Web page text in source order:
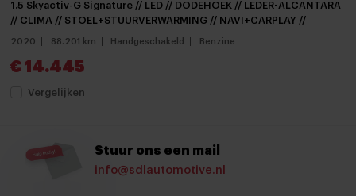
Aux en USB Aansluiting
Bluetooth telefoonvoorbereiding
Bluetooth telefoonvoorbereiding
Head-up display
Multimedia-voorbereiding
1.5 Skyactiv-G Signature // LED // DODEHOEK // LEDER-ALCANTARA
// CLIMA // STOEL+STUURVERWARMING // NAVI+CARPLAY //
2020 88.201 km Handgeschakeld Benzine
€ 14.445
Vergelijken
Stuur ons een mail
info@sdlautomotive.nl